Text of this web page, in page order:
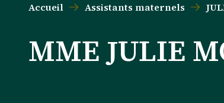
Accueil Assistants maternels
MME JULIE